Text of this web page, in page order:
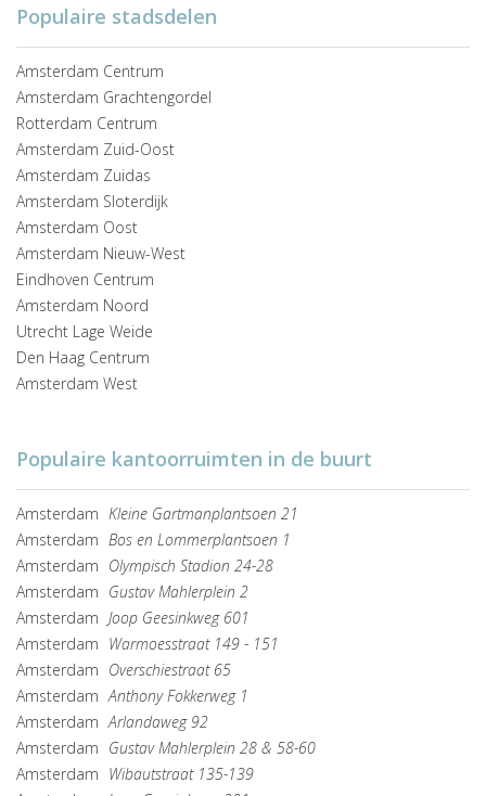
Populaire stadsdelen
Amsterdam Centrum
Amsterdam Grachtengordel
Rotterdam Centrum
Amsterdam Zuid-Oost
Amsterdam Zuidas
Amsterdam Sloterdijk
Amsterdam Oost
Amsterdam Nieuw-West
Eindhoven Centrum
Amsterdam Noord
Utrecht Lage Weide
Den Haag Centrum
Amsterdam West
Populaire kantoorruimten in de buurt
Amsterdam Kleine Gartmanplantsoen 21
Amsterdam Bos en Lommerplantsoen 1
Amsterdam Olympisch Stadion 24-28
Amsterdam Gustav Mahlerplein 2
Amsterdam Joop Geesinkweg 601
Amsterdam Warmoesstraat 149 - 151
Amsterdam Overschiestraat 65
Amsterdam Anthony Fokkerweg 1
Amsterdam Arlandaweg 92
Amsterdam Gustav Mahlerplein 28 & 58-60
Amsterdam Wibautstraat 135-139